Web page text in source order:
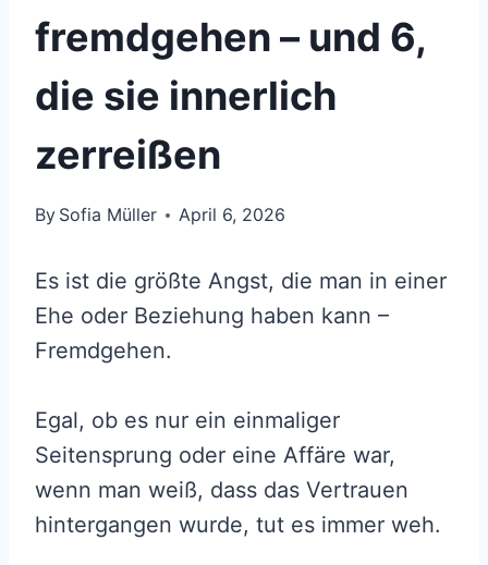
fremdgehen – und 6,
die sie innerlich
zerreißen
By Sofia Müller April 6, 2026
Es ist die größte Angst, die man in einer
Ehe oder Beziehung haben kann –
Fremdgehen.
Egal, ob es nur ein einmaliger
Seitensprung oder eine Affäre war,
wenn man weiß, dass das Vertrauen
hintergangen wurde, tut es immer weh.